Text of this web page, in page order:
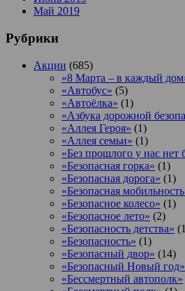
Май 2019
Рубрики
Акции (685)
«8 Марта – в каждый
«Автобус» (5)
«Автоёлка» (1)
«Азбука дорожной
«Аллея Героя» (1)
«Аллея семьи» (1)
«Без прошлого у нас нет
«Безопасная горка» (1)
«Безопасная дорога» (1)
«Безопасная
«Безопасное колесо» (1)
«Безопасное лето» (2)
«Безопасность детства»
«Безопасность» (1)
«Безопасный двор» (14)
«Безопасный Новый год»
«Бессмертный автополк»